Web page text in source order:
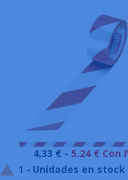
Precio
4,33 € - 5.24 € Con
 1 - Unidades en stock